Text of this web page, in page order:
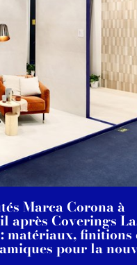
Marca Corona à
après Coverings
matériaux, finitions
pour la